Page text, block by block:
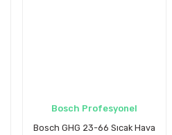
Bosch Profesyonel
Bosch GHG 23-66 Sıcak Hava